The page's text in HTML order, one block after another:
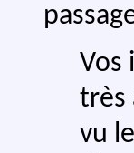
Vos
très
vu